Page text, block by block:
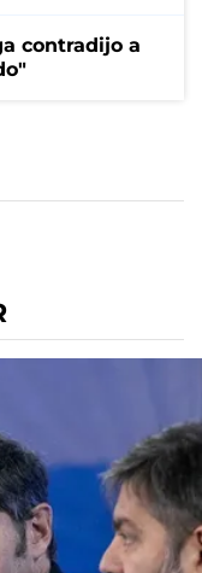
contradijo a